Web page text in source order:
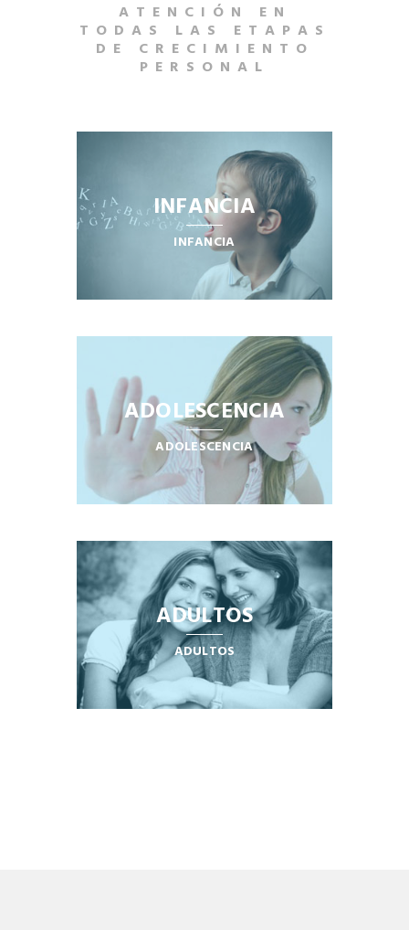
ATENCIÓN EN
TODAS LAS ETAPAS
DE CRECIMIENTO
PERSONAL
INFANCIA
INFANCIA
ADOLESCENCIA
ADOLESCENCIA
ADULTOS
ADULTOS